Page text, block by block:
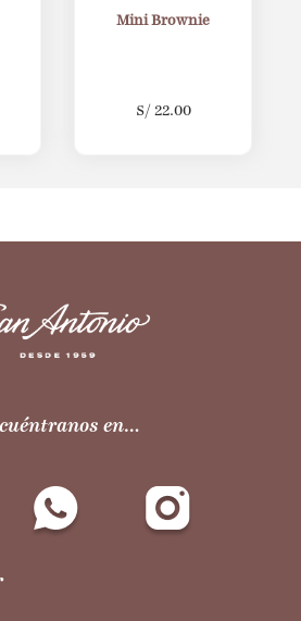
Mini Brownie
S/ 22.00
en…